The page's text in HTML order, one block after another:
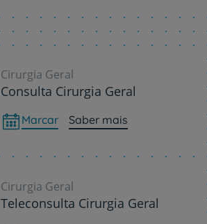
Cirurgia Geral
Consulta Cirurgia Geral
Marcar Saber mais
Cirurgia Geral
Teleconsulta Cirurgia Geral